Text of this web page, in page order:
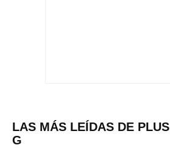
LAS MÁS LEÍDAS DE PLUS
G